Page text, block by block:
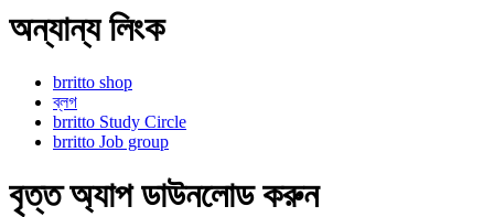
অন্যান্য লিংক
brritto shop
ব্লগ
brritto Study Circle
brritto Job group
বৃত্ত অ্যাপ ডাউনলোড করুন